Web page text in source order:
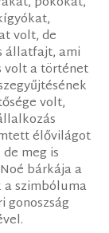
volt, de
állatfajt, ami
volt a történet
volt,
élővilágot
meg is
bárkája a
szimbóluma
gonoszság